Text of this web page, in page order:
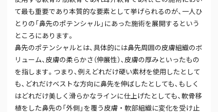
て最も重要であり本質的な要素として挙げられるのが、一人ひ
とりの「鼻先のポテンシャル」にあった施術を展開するという
ところにあります。
鼻先のポテンシャルとは、具体的には鼻先周囲の皮膚組織のボ
リューム、皮膚の柔らかさ（伸展性）、皮膚の厚みといったもの
を指します。つまり、例えどれだけ硬い素材を使用したとして
も、どれだけベストな方向に鼻先を伸ばしたとしても、もしく
はどれだけ美しく滑らかなラインに仕上げたとしても、軟骨移
植をした鼻先の「外側」を覆う皮膚・軟部組織に変化を受け止